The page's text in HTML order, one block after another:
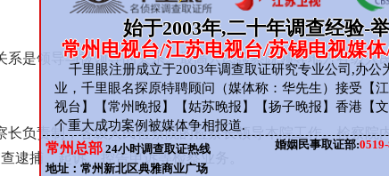
系是领导与被领导的关系。最高人民检察院领导地方各级
长负责制，各级人民检察院的检察长领导本院工作。检察
逮捕、起诉、控告申诉等检察业务。
始于2003年,二十年调查经验-
常州电视台/江苏电视台/苏锡电视媒
千里眼注册成立于2003年调查取证研究专业公司,办公
业，千里眼名探原特聘顾问（媒体称：华先生）接受【
视台】【常州晚报】【姑苏晚报】【扬子晚报】香港【
个重大成功案例被媒体争相报道.
常州总部 24小时调查取证热线 婚姻民事取证部:
地址：常州新北区典雅商业广场